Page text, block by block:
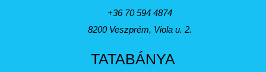
+36 70 594 4874
8200 Veszprém, Viola u. 2.
TATABÁNYA